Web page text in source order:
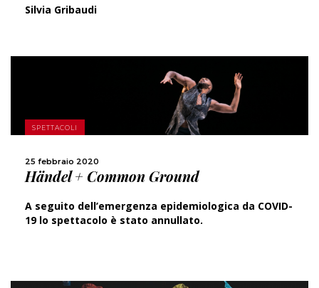
Silvia Gribaudi
SPETTACOLI
25 febbraio 2020
Händel + Common Ground
A seguito dell’emergenza epidemiologica da COVID-
19 lo spettacolo è stato annullato.
SCOPRI DI PIÙ